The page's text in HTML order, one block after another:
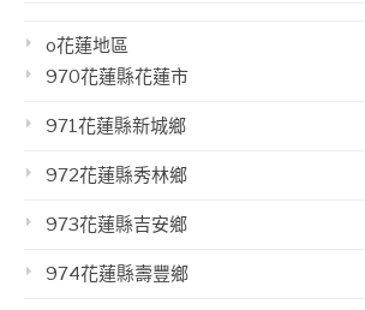
o花蓮地區
970花蓮縣花蓮市
971花蓮縣新城鄉
972花蓮縣秀林鄉
973花蓮縣吉安鄉
974花蓮縣壽豐鄉